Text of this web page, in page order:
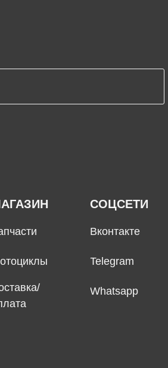
Whatsapp
Telegram
Вконтакте
СОЦСЕТИ